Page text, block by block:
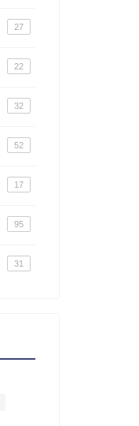
27
22
32
52
17
95
31